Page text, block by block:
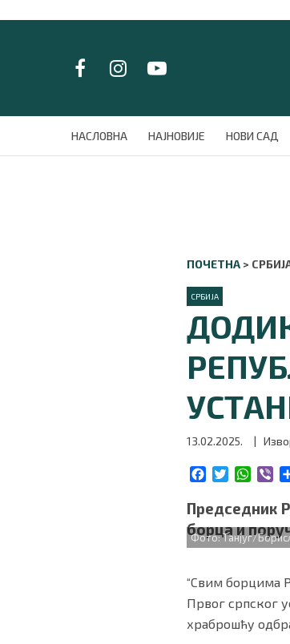
НАСЛОВНА НАЈНОВИЈЕ НОВИ САД
ПОЧЕТНА >
СРБИЈА
13.02.2025. |
c
b
k
i
t
W
a
s
p
b
r
Председник
борца и
Фото: Танјуг/
“Свим борцима
Првог српског
храброшћу
НАСЛОВНА
НАЈНОВИЈЕ
ПРАТИТЕ НАС
Услови коришћења
ПРЕУЗМИТЕ НАШУ